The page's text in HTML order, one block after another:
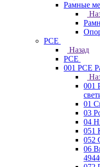
Рамные
PCE
Назад
PCE
001 PCE
001
01
03
04
051
052
06